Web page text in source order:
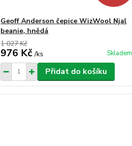
Geoff Anderson čepice WizWool Njal
beanie, hnědá
1 027 Kč
976 Kč /ks Skladem
Přidat do košíku